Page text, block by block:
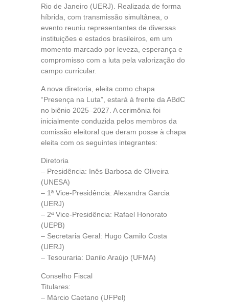
Rio de Janeiro (UERJ). Realizada de forma
híbrida, com transmissão simultânea, o
evento reuniu representantes de diversas
instituições e estados brasileiros, em um
momento marcado por leveza, esperança e
compromisso com a luta pela valorização do
campo curricular.
A nova diretoria, eleita como chapa
“Presença na Luta”, estará à frente da ABdC
no biênio 2025–2027. A cerimônia foi
inicialmente conduzida pelos membros da
comissão eleitoral que deram posse à chapa
eleita com os seguintes integrantes:
Diretoria
– Presidência: Inês Barbosa de Oliveira
(UNESA)
– 1ª Vice-Presidência: Alexandra Garcia
(UERJ)
– 2ª Vice-Presidência: Rafael Honorato
(UEPB)
– Secretaria Geral: Hugo Camilo Costa
(UERJ)
– Tesouraria: Danilo Araújo (UFMA)
Conselho Fiscal
Titulares:
– Márcio Caetano (UFPel)